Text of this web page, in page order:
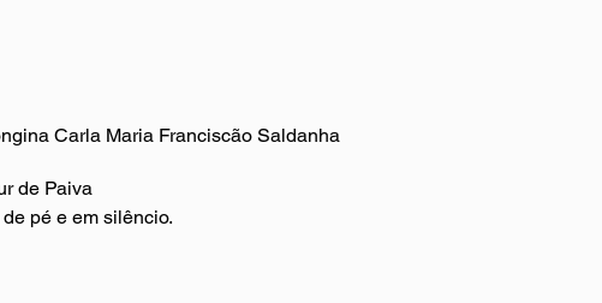
Carla Maria Franciscão Saldanha
de Paiva
pé e em silêncio.